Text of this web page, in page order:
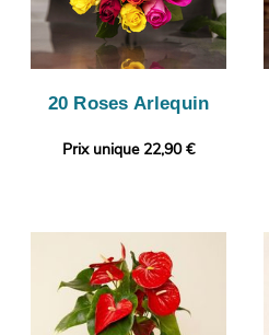
20 Roses Arlequin
Prix unique 22,90 €